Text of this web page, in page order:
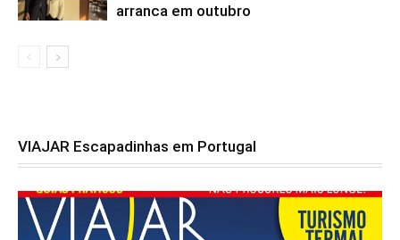
arranca em outubro
VIAJAR Escapadinhas em Portugal